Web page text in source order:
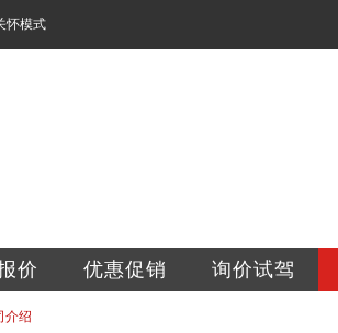
怀模式
价 优惠促销 询价试驾
介绍